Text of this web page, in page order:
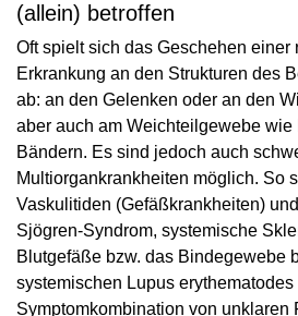
(allein) betroffen
Oft spielt sich das Geschehen einer
Erkrankung an den Strukturen des
ab: an den Gelenken oder an den
aber auch am Weichteilgewebe wie
Bändern. Es sind jedoch auch
Multiorgankrankheiten möglich. So
Vaskulitiden (Gefäßkrankheiten)
Sjögren-Syndrom, systemische
Blutgefäße bzw. das Bindegewebe
systemischen Lupus
Symptomkombination von unklaren